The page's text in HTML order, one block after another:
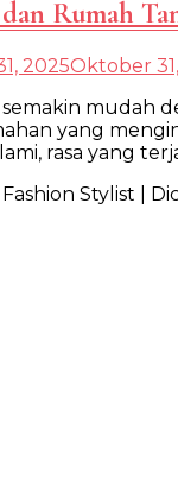
Rumah
2025Oktober
yang
rasa yang
Fashion Stylist |